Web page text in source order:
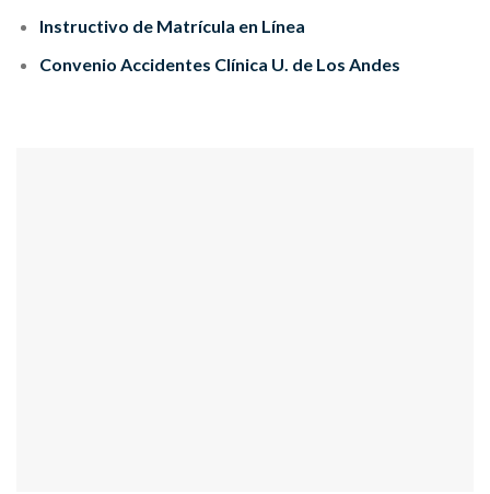
Instructivo de Matrícula en Línea
Convenio Accidentes Clínica U. de Los Andes